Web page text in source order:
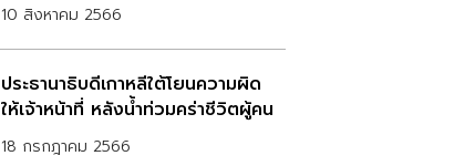
10 สิงหาคม 2566
ประธานาธิบดีเกาหลีใต้โยนความผิด
ให้เจ้าหน้าที่ หลังน้ำท่วมคร่าชีวิตผู้คน
18 กรกฎาคม 2566